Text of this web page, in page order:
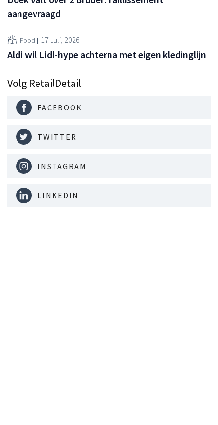
aangevraagd
Food 17 Juli, 2026
Aldi wil Lidl-hype achterna met eigen kledinglijn
Volg RetailDetail
FACEBOOK
TWITTER
INSTAGRAM
LINKEDIN